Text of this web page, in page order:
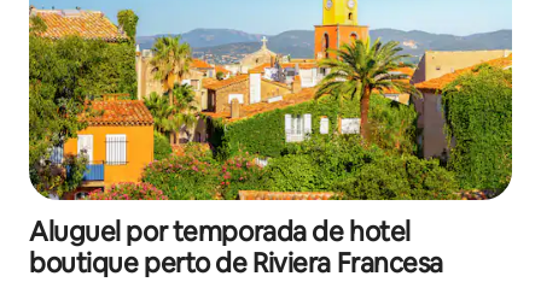
Aluguel por temporada de hotel
boutique perto de Riviera Francesa